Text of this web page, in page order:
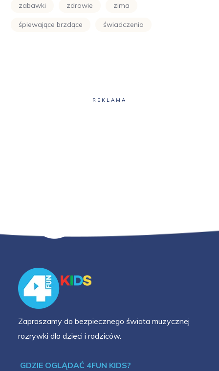
zabawki zdrowie zima
śpiewające brzdące świadczenia
REKLAMA
Zapraszamy do bezpiecznego świata muzycznej
rozrywki dla dzieci i rodziców.
GDZIE OGLĄDAĆ 4FUN KIDS?